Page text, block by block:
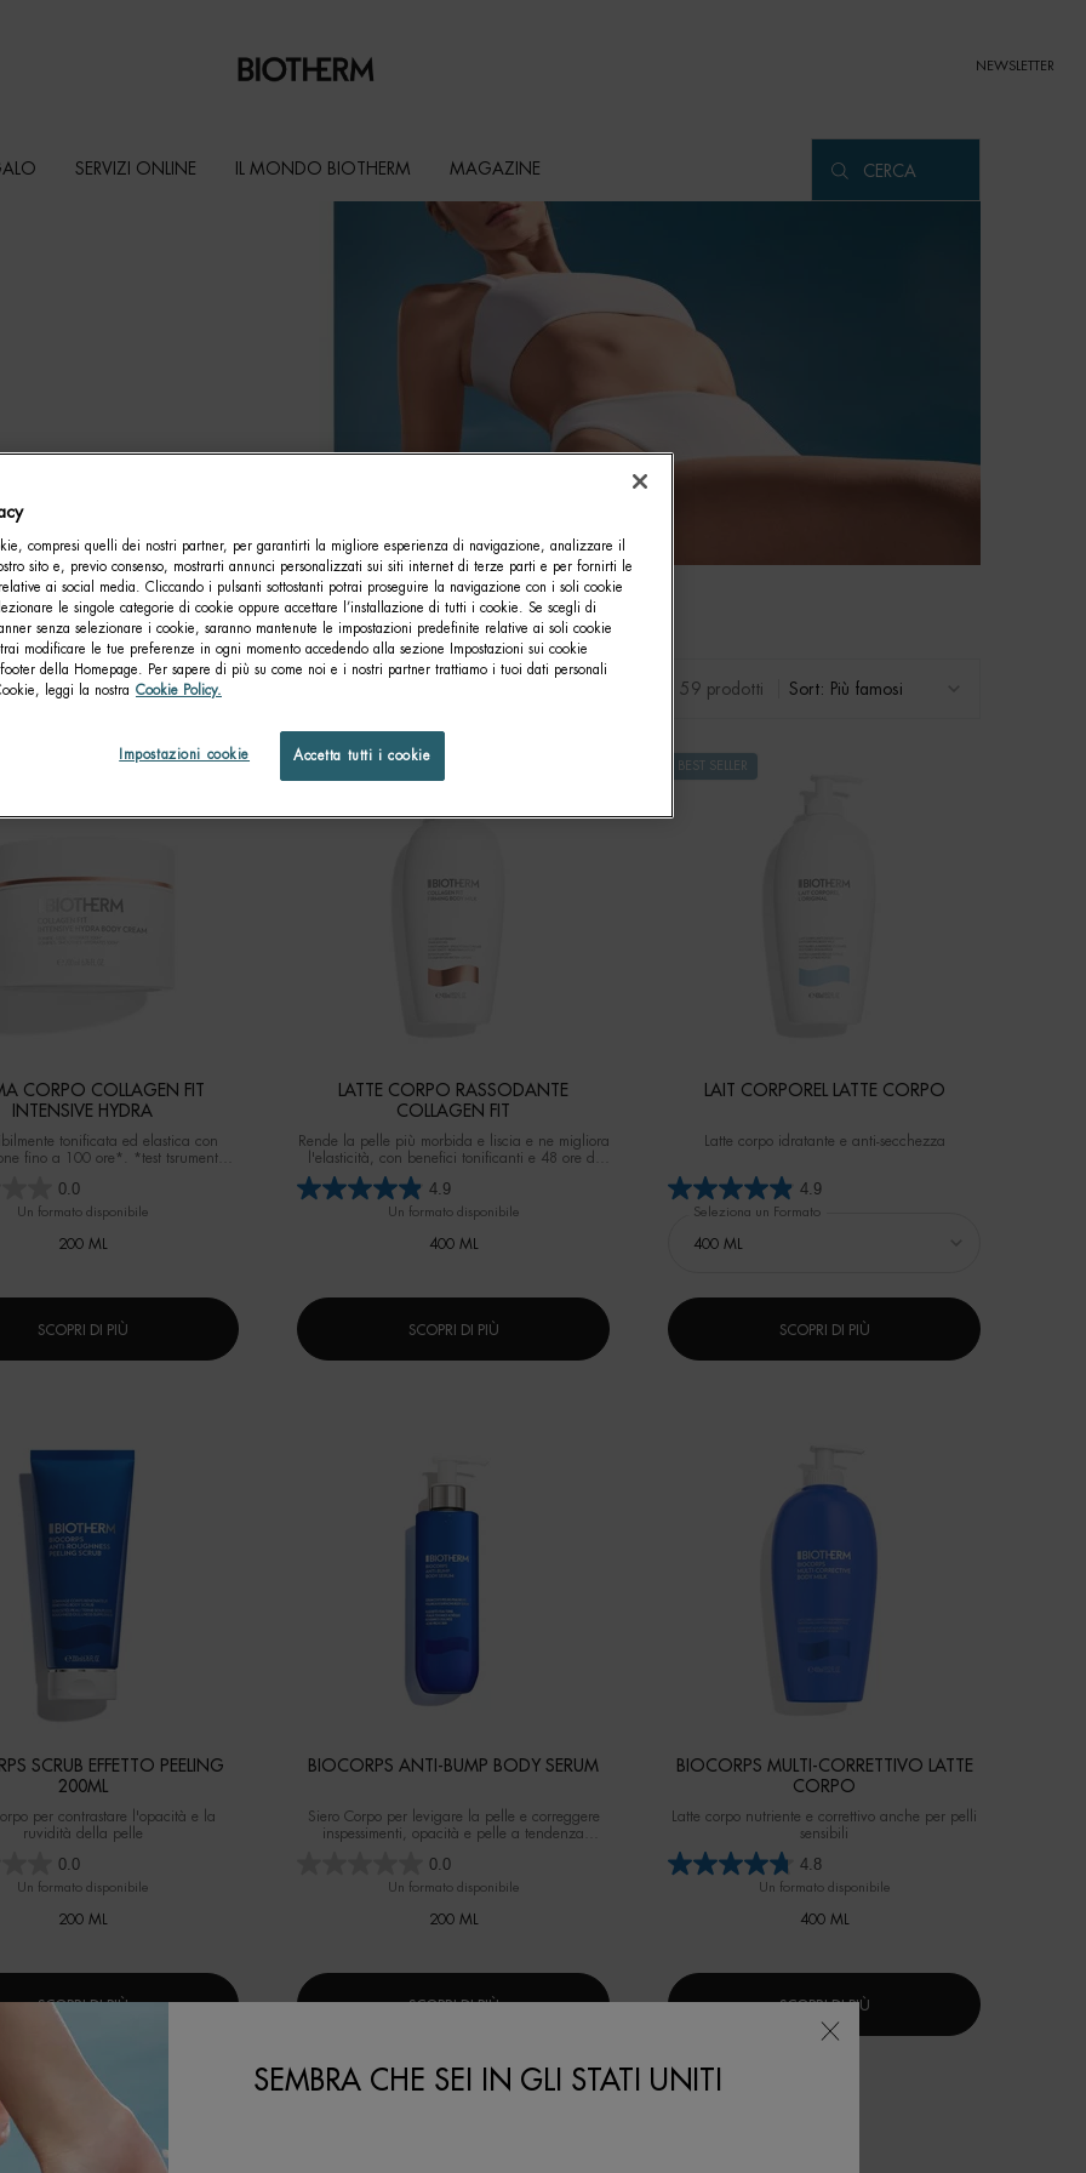
NEWSLETTER
SERVIZI ONLINE IL MONDO BIOTHERM MAGAZINE CERCA
59 prodotti Sort:
CORPO COLLAGEN FIT
INTENSIVE HYDRA
tonificata ed elastica con
fino a 100 ore*. *test tsrumentale
0.0
Un formato disponibile
200 ML
SCOPRI DI PIÙ
LATTE CORPO RASSODANTE
COLLAGEN FIT
Rende la pelle più morbida e liscia e ne migliora
l'elasticità, con benefici tonificanti e 48 ore di
idratazione (test strumentale su 24 donne).
4.9
Un formato disponibile
400 ML
SCOPRI DI PIÙ
BEST SELLER
LAIT CORPOREL LATTE CORPO
Latte corpo idratante e anti-secchezza
4.9
Seleziona un Formato
SCOPRI DI PIÙ
SCRUB EFFETTO PEELING
200ML
per contrastare l'opacità e la
ruvidità della pelle
0.0
Un formato disponibile
200 ML
SCOPRI DI PIÙ
BIOCORPS ANTI-BUMP BODY SERUM
Siero Corpo per levigare la pelle e correggere
inspessimenti, opacità e pelle a tendenza
0.0
Un formato disponibile
200 ML
SCOPRI DI PIÙ
BIOCORPS MULTI-CORRETTIVO LATTE
CORPO
Latte corpo nutriente e correttivo anche per pelli
sensibili
4.8
Un formato disponibile
400 ML
SCOPRI DI PIÙ
compresi quelli dei nostri partner, per garantirti la migliore esperienza di navigazione, analizzare il
sito e, previo consenso, mostrarti annunci personalizzati sui siti internet di terze parti e per fornirti le
ai social media. Cliccando i pulsanti sottostanti potrai proseguire la navigazione con i soli cookie
le singole categorie di cookie oppure accettare l’installazione di tutti i cookie. Se scegli di
senza selezionare i cookie, saranno mantenute le impostazioni predefinite relative ai soli cookie
modificare le tue preferenze in ogni momento accedendo alla sezione Impostazioni sui cookie
della Homepage. Per sapere di più su come noi e i nostri partner trattiamo i tuoi dati personali
leggi la nostra Cookie Policy.
Impostazioni cookie Accetta tutti i cookie
SEMBRA CHE SEI IN GLI STATI UNITI